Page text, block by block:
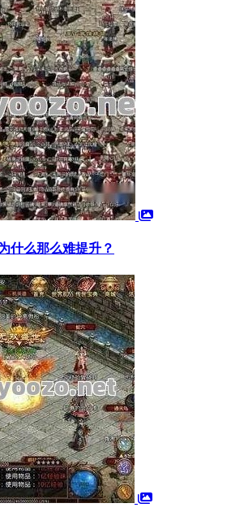
什么那么难提升？